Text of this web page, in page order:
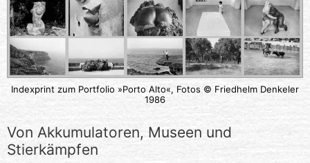
Indexprint zum Portfolio »Porto Alto«, Fotos © Friedhelm Denkeler
1986
Von Akkumulatoren, Museen und
Stierkämpfen